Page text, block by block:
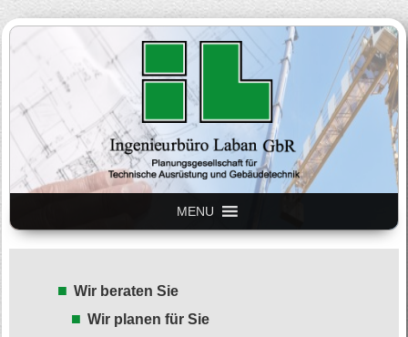
Ingenieurbüro Laban GbR
aus Görlitz und Reichenbach
in der Oberlausitz in
Sachsen.
MENU
Wir beraten Sie
Wir planen für Sie